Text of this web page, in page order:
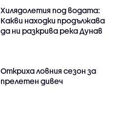
Хилядолетия под водата:
Какви находки продължава
да ни разкрива река Дунав
Откриха ловния сезон за
прелетен дивеч